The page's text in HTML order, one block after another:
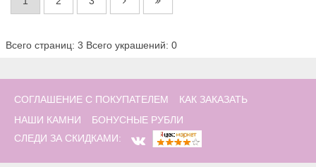
Всего страниц: 3 Всего украшений: 0
СОГЛАШЕНИЕ С ПОКУПАТЕЛЕМ
КАК ЗАКАЗАТЬ
НАШИ КАМНИ
БОНУСНЫЕ РУБЛИ
СЛЕДИ ЗА СКИДКАМИ: